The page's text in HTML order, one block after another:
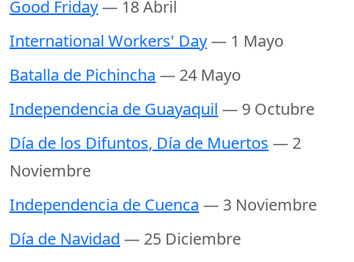
Good Friday— 18 Abril
International Workers' Day— 1 Mayo
Batalla de Pichincha — 24 Mayo
Independencia de Guayaquil — 9 Octubre
Día de los Difuntos, Día de Muertos — 2
Noviembre
Independencia de Cuenca — 3 Noviembre
Día de Navidad — 25 Diciembre